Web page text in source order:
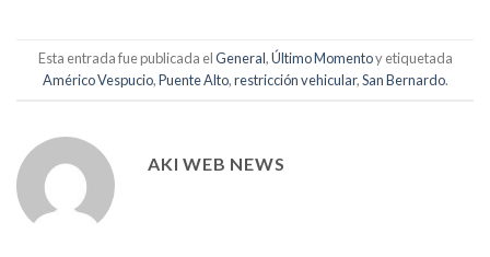
Esta entrada fue publicada elGeneral,Último Momentoy etiquetada
Américo Vespucio,Puente Alto,restricción vehicular,San Bernardo.
AKI WEB NEWS